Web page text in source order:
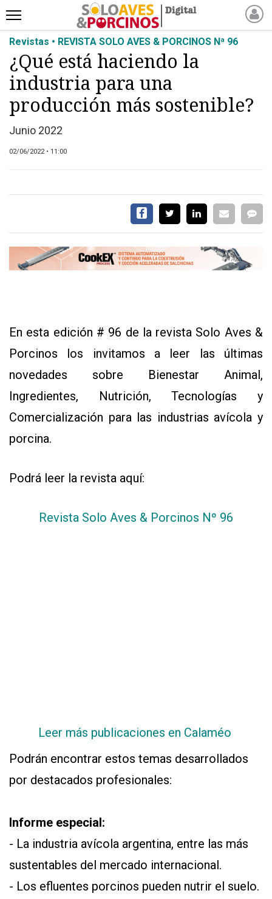
INICIO
NOTICIAS RECIENTES
NOTICIAS
ARTÍCULOS
PROCESO
PRODUCTO
CAPACITACIONES
DIRECTORIO
SERVICIOS
AYUDA
CONDICIONES
Revistas • REVISTA SOLO AVES & PORCINOS Nª 96
¿Qué está haciendo la
industria para una
producción más sostenible?
Junio 2022
02/06/2022 • 11:00
En esta edición # 96 de la revista Solo Aves &
Porcinos los invitamos a leer las últimas
novedades sobre Bienestar Animal,
Ingredientes, Nutrición, Tecnologías y
Comercialización para las industrias avícola y
porcina.
Podrá leer la revista aquí:
Revista Solo Aves & Porcinos Nº 96
Leer más publicaciones en Calaméo
Podrán encontrar estos temas desarrollados
por destacados profesionales:
Informe especial:
- La industria avícola argentina, entre las más
sustentables del mercado internacional.
- Los efluentes porcinos pueden nutrir el suelo.